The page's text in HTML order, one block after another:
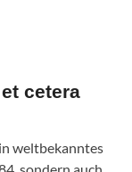
cetera
weltbekanntes